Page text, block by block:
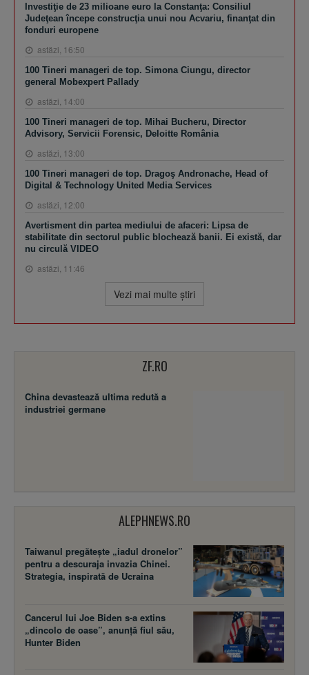
Investiţie de 23 milioane euro la Constanţa: Consiliul
Judeţean începe construcţia unui nou Acvariu, finanţat din
fonduri europene
astăzi, 16:50
100 Tineri manageri de top. Simona Ciungu, director
general Mobexpert Pallady
astăzi, 14:00
100 Tineri manageri de top. Mihai Bucheru, Director
Advisory, Servicii Forensic, Deloitte România
astăzi, 13:00
100 Tineri manageri de top. Dragoş Andronache, Head of
Digital & Technology United Media Services
astăzi, 12:00
Avertisment din partea mediului de afaceri: Lipsa de
stabilitate din sectorul public blochează banii. Ei există, dar
nu circulă VIDEO
astăzi, 11:46
Vezi mai multe ştiri
ZF.RO
China devastează ultima redută a
industriei germane
ALEPHNEWS.RO
Taiwanul pregătește „iadul dronelor”
pentru a descuraja invazia Chinei.
Strategia, inspirată de Ucraina
Cancerul lui Joe Biden s-a extins
„dincolo de oase”, anunță fiul său,
Hunter Biden